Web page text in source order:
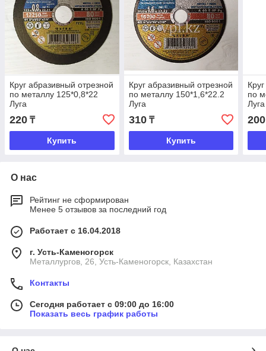
Круг абразивный отрезной
по металлу 125*0,8*22
Луга
220 ₸
Купить
Круг абразивный отрезной
по металлу 150*1,6*22.2
Луга
310₸
Купить
по
Луга
200
О нас
Рейтинг не сформирован
Менее 5 отзывов за последний год
Работает с 16.04.2018
г. Усть-Каменогорск
Металлургов, 26, Усть-Каменогорск, Казахстан
Контакты
Сегодня работает с 09:00 до 16:00
Показать весь график работы